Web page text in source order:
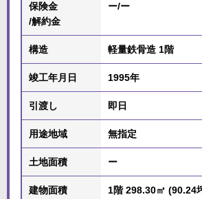
保険金
/解約金
ー/ー
構造 軽量鉄骨造 1階
竣工年月日 1995年
引渡し 即日
用途地域 無指定
土地面積 ー
建物面積
1階 298.30㎡ (90.24